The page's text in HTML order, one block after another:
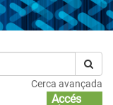
Cerca avançada
Accés